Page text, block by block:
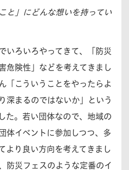
と」にどんな想いを持ってい
いろいろやってきて、「防災
危険性」などを考えてきまし
「こういうことをやったらよ
深まるのではないか」という
た。若い団体なので、地域の
体イベントに参加しつつ、多
より良い方向を考えてきまし
防災フェスのような定番のイ